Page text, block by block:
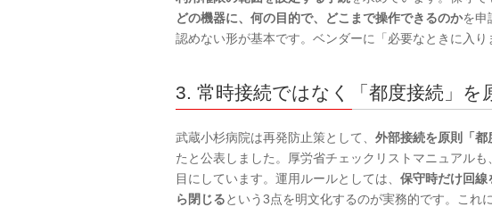
どの機器に、何の目的で、どこまで操作できるのかを申
認めない形が基本です。ベンダーに「必要なときに入
3. 常時接続ではなく「都度接続」を
武蔵小杉病院は再発防止策として、 外部接続を原則「都
たと公表しました。厚労省チェックリストマニュアル
目にしています。運用ルールとしては、 保守時だけ回線
ら閉じるという3点を明文化するのが実務的です。これ